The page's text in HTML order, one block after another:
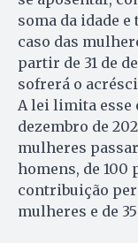
soma da idade
caso das
partir de 31 de
sofrerá o
A lei limita esse
dezembro de
mulheres
homens, de 100
contribuição
mulheres e de